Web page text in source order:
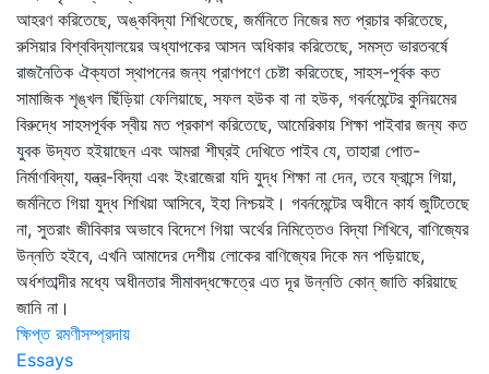
আহরণ করিতেছে, অঙ্কবিদ্যা শিখিতেছে, জর্মনিতে নিজের মত প্রচার করিতেছে,
রুসিয়ার বিশ্ববিদ্যালয়ের অধ্যাপকের আসন অধিকার করিতেছে, সমস্ত ভারতবর্ষে
রাজনৈতিক ঐক্যতা স্থাপনের জন্য প্রাণপণে চেষ্টা করিতেছে, সাহস-পূর্বক কত
সামাজিক শৃঙ্খল ছিঁড়িয়া ফেলিয়াছে, সফল হউক বা না হউক, গবর্নমেন্টের কুনিয়মের
বিরুদ্ধে সাহসপূর্বক স্বীয় মত প্রকাশ করিতেছে, আমেরিকায় শিক্ষা পাইবার জন্য কত
যুবক উদ্যত হইয়াছেন এবং আমরা শীঘ্রই দেখিতে পাইব যে, তাহারা পোত-
নির্মাণবিদ্যা, যন্ত্র-বিদ্যা এবং ইংরাজেরা যদি যুদ্ধ শিক্ষা না দেন, তবে ফ্রান্সে গিয়া,
জর্মনিতে গিয়া যুদ্ধ শিখিয়া আসিবে, ইহা নিশ্চয়ই। গবর্নমেন্টের অধীনে কার্য জুটিতেছে
না, সুতরাং জীবিকার অভাবে বিদেশে গিয়া অর্থের নিমিত্তেও বিদ্যা শিখিবে, বাণিজ্যের
উন্নতি হইবে, এখনি আমাদের দেশীয় লোকের বাণিজ্যের দিকে মন পড়িয়াছে,
অর্ধশতাব্দীর মধ্যে অধীনতার সীমাবদ্ধক্ষেত্রে এত দূর উন্নতি কোন্‌ জাতি করিয়াছে
জানি না।
ক্ষিপ্ত রমণীসম্প্রদায়
Essays